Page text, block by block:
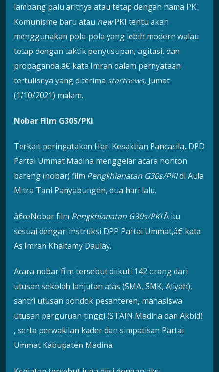
lambang palu aritnya atau tetap dengan nama PKI.
Komunisme baru atau newPKI tentu akan
menggunakan pola-pola yang lebih modern walau
tetap dengan taktik penyusupan, agitasi, dan
propaganda,â€ kata Imran dalam pernyataan
tertulisnya yang diterima startnews, Jumat
(1/10/2021) malam.
Nobar Film G30S/PKI
Terkait peringatakan Hari Kesaktian Pancasila, DPD
Partai Ummat Madina menggelar acara nonton
bareng (nobar) film Pengkhianatan G30s/PKIdi Aula
Mitra Tani Panyabungan, dua hari lalu.
â€œNobar film Pengkhianatan G30s/PKIÂ itu
sesuai dengan instruksi DPP Partai Ummat,â€ kata
As Imran Khaitamy Daulay.
Acara nobar film tersebut diikuti 142 orang dari
utusan sekolah lanjutan atas (SMA, SMK, Aliyah),
santri utusan pondok pesanteren, mahasiswa
utusan perguruan tinggi (STAIN Madina dan Akbid)
, serta perwakilan kader dan simpatisan Partai
Ummat Kabupaten Madina.